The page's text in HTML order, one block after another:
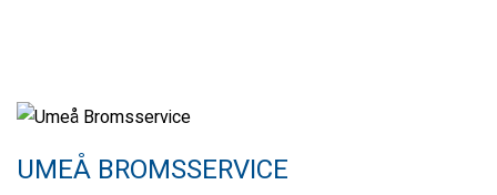
UMEÅ BROMSSERVICE